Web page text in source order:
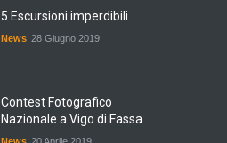
News 28 Giugno 2019
Nazionale a Vigo di Fassa
News 20 Aprile 2019